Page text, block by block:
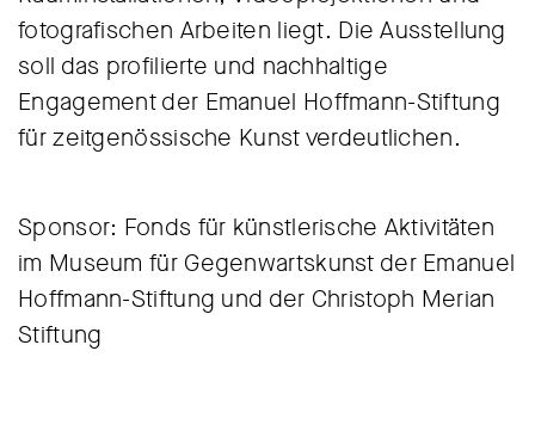
fotografischen Arbeiten liegt. Die Ausstellung
soll das profilierte und nachhaltige
Engagement der Emanuel Hoffmann-Stiftung
für zeitgenössische Kunst verdeutlichen.
Sponsor: Fonds für künstlerische Aktivitäten
im Museum für Gegenwartskunst der Emanuel
Hoffmann-Stiftung und der Christoph Merian
Stiftung